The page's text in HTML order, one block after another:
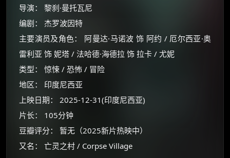
导演： 黎刹·曼托瓦尼
编剧： 杰罗波因特
主要演员及角色： 阿曼达·马诺波 饰 阿约 / 厄尔西亚·奥
雷利亚 饰 妮塔 / 法哈德·海德拉 饰 拉卡 / 尤妮
类型： 惊悚 / 恐怖 / 冒险
地区： 印度尼西亚
上映日期： 2025-12-31(印度尼西亚)
片长： 105分钟
豆瓣评分： 暂无（2025新片热映中）
又名： 亡灵之村 / Corpse Village